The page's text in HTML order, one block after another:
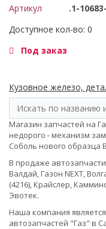
Артикул
.1-
Доступное кол-во: 0
Под заказ
Кузовное железо,
Магазин запчастей на
недорого - механизм
Соболь нового образца
В продаже
Валдай, Газон NEXT,
(4216), Крайслер,
Эвотек.
Наша компания
автозапчастей "Газ" в